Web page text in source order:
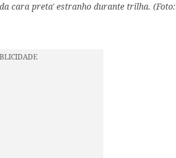
cara preta' estranho durante trilha. (Foto: